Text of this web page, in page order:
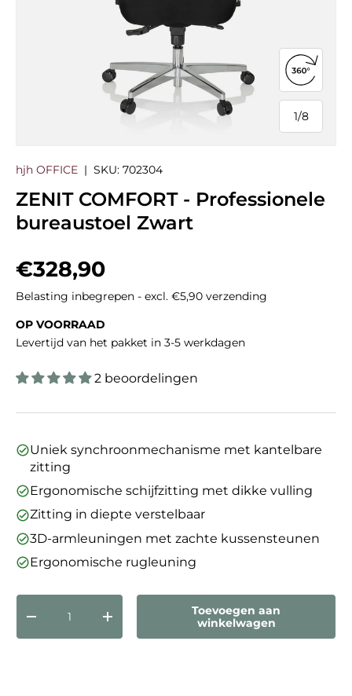
1/
van
8
360°-
hjh OFFICE | SKU: 702304
ZENIT COMFORT - Professionele
bureaustoel Zwart
Reguliere prijs
€328,90
Belasting inbegrepen - excl. €5,90 verzending
OP VOORRAAD
Levertijd van het pakket in 3-5 werkdagen
2 beoordelingen
Uniek synchroonmechanisme met kantelbare
zitting
Ergonomische schijfzitting met dikke vulling
Zitting in diepte verstelbaar
3D-armleuningen met zachte kussensteunen
Ergonomische rugleuning
Aantal
Verlaag de hoeveelheidVerhoog de hoeveelheid
Toevoegen aan
winkelwagen